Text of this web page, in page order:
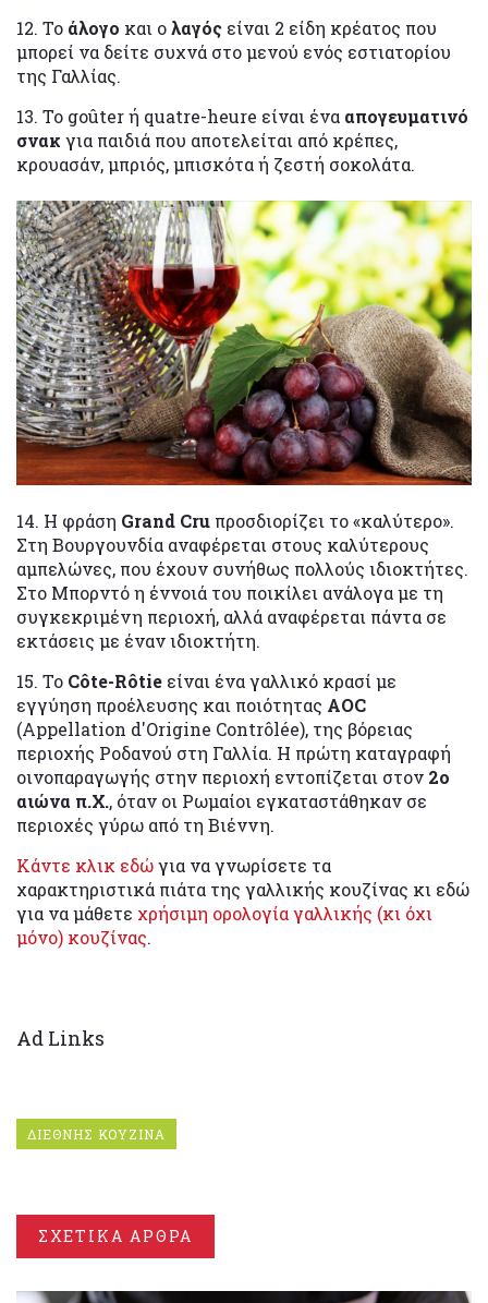
12. Το άλογο και ολαγός είναι 2 είδη κρέατος που
μπορεί να δείτε συχνά στο μενού ενός εστιατορίου
της Γαλλίας.
13. Το goûter ή quatre-heure είναι ένα απογευματινό
σνακ για παιδιά που αποτελείται από κρέπες,
κρουασάν, μπριός, μπισκότα ή ζεστή σοκολάτα.
14. Η φράση Grand Cru προσδιορίζει το «καλύτερο».
Στη Βουργουνδία αναφέρεται στους καλύτερους
αμπελώνες, που έχουν συνήθως πολλούς ιδιοκτήτες.
Στο Μπορντό η έννοιά του ποικίλει ανάλογα με τη
συγκεκριμένη περιοχή, αλλά αναφέρεται πάντα σε
εκτάσεις με έναν ιδιοκτήτη.
15. Το Côte-Rôtie είναι ένα γαλλικό κρασί με
εγγύηση προέλευσης και ποιότητας AOC
(Appellation d'Origine Contrôlée), της βόρειας
περιοχής Ροδανού στη Γαλλία. Η πρώτη καταγραφή
οινοπαραγωγής στην περιοχή εντοπίζεται στον 2ο
αιώνα π.Χ., όταν οι Ρωμαίοι εγκαταστάθηκαν σε
περιοχές γύρω από τη Βιέννη.
Κάντε κλικ εδώγια να γνωρίσετε τα
χαρακτηριστικά πιάτα της γαλλικής κουζίνας κι εδώ
για να μάθετε χρήσιμη ορολογία γαλλικής (κι όχι
μόνο) κουζίνας.
Ad Links
ΔΙΕΘΝΗΣ ΚΟΥΖΙΝΑ
ΣΧΕΤΙΚΑ ΑΡΘΡΑ